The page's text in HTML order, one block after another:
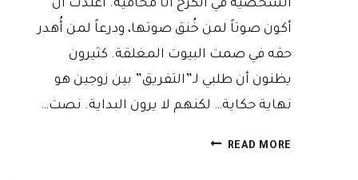
الشخصية في الكرخ أنا محامية. اعتدت أن
أكون صوتاً لمن خُنق صوتها، ودرعاً لمن أُهدر
حقه في صمت البيوت المغلقة. كثيرون
يظنون أن طلبي لـ”التفريق” بين زوجين هو
نهاية حكاية… لكنهم لا يرون البداية. نصت…
READ MORE أنا